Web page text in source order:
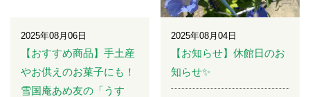
2025年08月06日
【おすすめ商品】手土産
やお供えのお菓子にも！
雪国庵あめ友の「うす
2025年08月04日
【お知らせ】休館日のお
知らせ✨